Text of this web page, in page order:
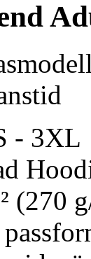
- 3XL
(270